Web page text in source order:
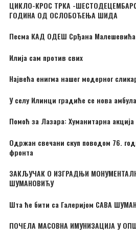
ЦИКЛО-КРОС ТРКА -
ГОДИНА ОД ОСЛОБОЂЕЊА ШИДА
Песма КАД ОДЕШ Срђана Малешевића
Илија сам против свих
Највећа енигма нашег модерног
У селу Илинци градиће се нова
Помоћ за Лазара: Хуманитарна
Одржан свечани скуп поводом 76.
фронта
ЗАКЉУЧАК О ИЗГРАДЊИ
ШУМАНОВИЋУ
Шта ће бити са Галеријом САВА
ПОЧЕЛА МАСОВНА ИМУНИЗАЦИЈА У